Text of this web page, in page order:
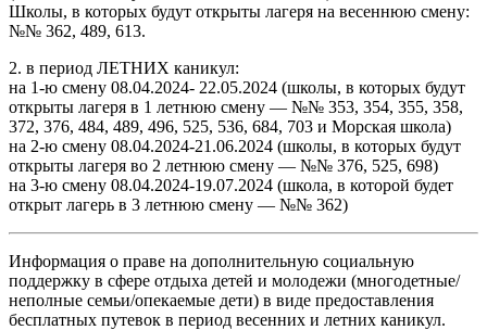
Школы, в которых будут открыты лагеря на весеннюю смену:
№№ 362, 489, 613.
2. в период ЛЕТНИХ каникул:
на 1-ю смену 08.04.2024- 22.05.2024 (школы, в которых будут
открыты лагеря в 1 летнюю смену — №№ 353, 354, 355, 358,
372, 376, 484, 489, 496, 525, 536, 684, 703 и Морская школа)
на 2-ю смену 08.04.2024-21.06.2024 (школы, в которых будут
открыты лагеря во 2 летнюю смену — №№ 376, 525, 698)
на 3-ю смену 08.04.2024-19.07.2024 (школа, в которой будет
открыт лагерь в 3 летнюю смену — №№ 362)
Информация о праве на дополнительную социальную
поддержку в сфере отдыха детей и молодежи (многодетные/
неполные семьи/опекаемые дети) в виде предоставления
бесплатных путевок в период весенних и летних каникул.